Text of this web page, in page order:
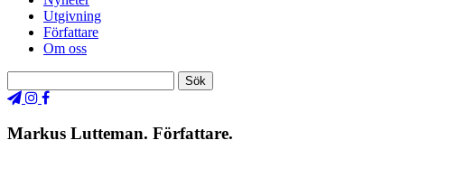
Utgivning
Författare
Om oss
Markus Lutteman. Författare.